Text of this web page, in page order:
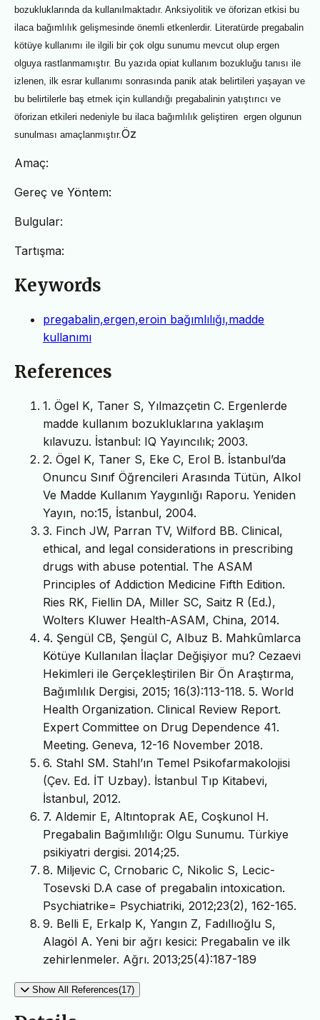
bozukluklarında da kullanılmaktadır. Anksiyolitik ve öforizan etkisi bu
ilaca bağımlılık gelişmesinde önemli etkenlerdir. Literatürde pregabalin
kötüye kullanımı ile ilgili bir çok olgu sunumu mevcut olup ergen
olguya rastlanmamıştır. Bu yazıda opiat kullanım bozukluğu tanısı ile
izlenen, ilk esrar kullanımı sonrasında panik atak belirtileri yaşayan ve
bu belirtilerle baş etmek için kullandığı pregabalinin yatıştırıcı ve
öforizan etkileri nedeniyle bu ilaca bağımlılık geliştiren ergen olgunun
sunulması amaçlanmıştır.Öz
Amaç:
Gereç ve Yöntem:
Bulgular:
Tartışma:
Keywords
pregabalin,ergen,eroin bağımlılığı,madde
kullanımı
References
1. Ögel K, Taner S, Yılmazçetin C. Ergenlerde
madde kullanım bozukluklarına yaklaşım
kılavuzu. İstanbul: IQ Yayıncılık; 2003.
2. Ögel K, Taner S, Eke C, Erol B. İstanbul’da
Onuncu Sınıf Öğrencileri Arasında Tütün, Alkol
Ve Madde Kullanım Yaygınlığı Raporu. Yeniden
Yayın, no:15, İstanbul, 2004.
3. Finch JW, Parran TV, Wilford BB. Clinical,
ethical, and legal considerations in prescribing
drugs with abuse potential. The ASAM
Principles of Addiction Medicine Fifth Edition.
Ries RK, Fiellin DA, Miller SC, Saitz R (Ed.),
Wolters Kluwer Health-ASAM, China, 2014.
4. Şengül CB, Şengül C, Albuz B. Mahkûmlarca
Kötüye Kullanılan İlaçlar Değişiyor mu? Cezaevi
Hekimleri ile Gerçekleştirilen Bir Ön Araştırma,
Bağımlılık Dergisi, 2015; 16(3):113-118. 5. World
Health Organization. Clinical Review Report.
Expert Committee on Drug Dependence 41.
Meeting. Geneva, 12-16 November 2018.
6. Stahl SM. Stahl’ın Temel Psikofarmakolojisi
(Çev. Ed. İT Uzbay). İstanbul Tıp Kitabevi,
İstanbul, 2012.
7. Aldemir E, Altıntoprak AE, Coşkunol H.
Pregabalin Bağımlılığı: Olgu Sunumu. Türkiye
psikiyatri dergisi. 2014;25.
8. Miljevic C, Crnobaric C, Nikolic S, Lecic-
Tosevski D.A case of pregabalin intoxication.
Psychiatrike= Psychiatriki, 2012;23(2), 162-165.
9. Belli E, Erkalp K, Yangın Z, Fadıllıoğlu S,
Alagöl A. Yeni bir ağrı kesici: Pregabalin ve ilk
zehirlenmeler. Ağrı. 2013;25(4):187-189
Show All References(17)